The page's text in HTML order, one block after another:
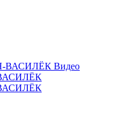
Видео
ВАСИЛЁК
ВАСИЛЁК